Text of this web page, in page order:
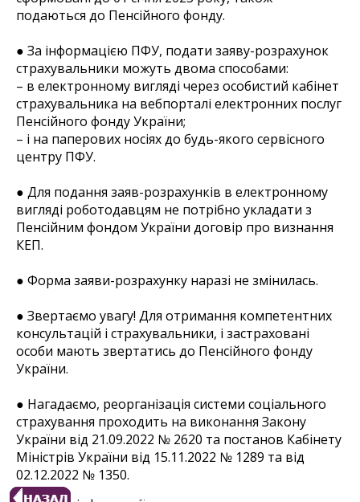
подаються до Пенсійного фонду.
● За інформацією ПФУ, подати заяву-розрахунок
страхувальники можуть двома способами:
– в електронному вигляді через особистий кабінет
страхувальника на вебпорталі електронних послуг
Пенсійного фонду України;
– і на паперових носіях до будь-якого сервісного
центру ПФУ.
● Для подання заяв-розрахунків в електронному
вигляді роботодавцям не потрібно укладати з
Пенсійним фондом України договір про визнання
КЕП.
● Форма заяви-розрахунку наразі не змінилась.
● Звертаємо увагу! Для отримання компетентних
консультацій і страхувальники, і застраховані
особи мають звертатись до Пенсійного фонду
України.
● Нагадаємо, реорганізація системи соціального
страхування проходить на виконання Закону
України від 21.09.2022 № 2620 та постанов Кабінету
Міністрів України від 15.11.2022 № 1289 та від
02.12.2022 № 1350.